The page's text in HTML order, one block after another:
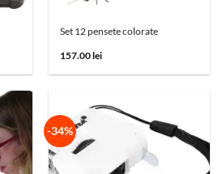
Set 12 pensete colorate
157.00lei
-34%